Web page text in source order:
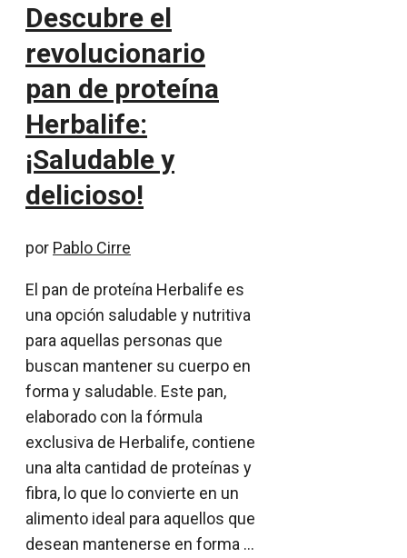
Descubre el
revolucionario
pan de proteína
Herbalife:
¡Saludable y
delicioso!
por Pablo Cirre
El pan de proteína Herbalife es
una opción saludable y nutritiva
para aquellas personas que
buscan mantener su cuerpo en
forma y saludable. Este pan,
elaborado con la fórmula
exclusiva de Herbalife, contiene
una alta cantidad de proteínas y
fibra, lo que lo convierte en un
alimento ideal para aquellos que
desean mantenerse en forma …